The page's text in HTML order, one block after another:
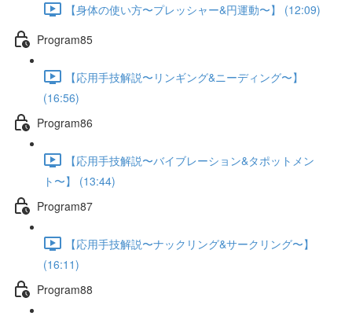
【身体の使い方〜プレッシャー&円運動〜】 (12:09)
Program85
【応用手技解説〜リンギング&ニーディング〜】
(16:56)
Program86
【応用手技解説〜バイブレーション&タポットメン
ト〜】 (13:44)
Program87
【応用手技解説〜ナックリング&サークリング〜】
(16:11)
Program88